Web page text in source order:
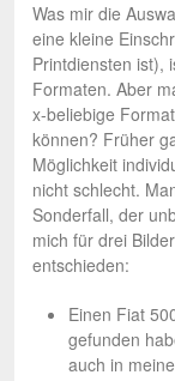
Was mir die
eine kleine
Printdiensten ist),
Formaten. Aber
x-beliebige
können? Früher
Möglichkeit
nicht schlecht.
Sonderfall, der
mich für drei
entschieden:
Einen Fiat
gefunden
auch in